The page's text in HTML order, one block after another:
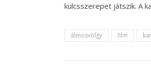
kulcsszerepet játszik. A
álmosvölgy film